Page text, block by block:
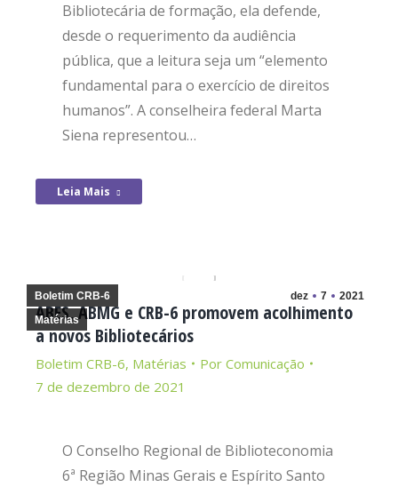
Bibliotecária de formação, ela defende,
desde o requerimento da audiência
pública, que a leitura seja um “elemento
fundamental para o exercício de direitos
humanos”. A conselheira federal Marta
Siena representou…
Leia Mais
dez 7 2021
Boletim CRB-6
Matérias
ABES, ABMG e CRB-6 promovem acolhimento
a novos Bibliotecários
Boletim CRB-6, Matérias Por Comunicação
7 de dezembro de 2021
O Conselho Regional de Biblioteconomia
6ª Região Minas Gerais e Espírito Santo